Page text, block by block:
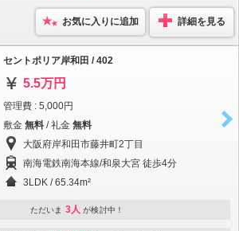
お気に入りに追加 詳細を見る
セントポリア岸和田 / 402
5.5万円
管理費 : 5,000円
敷金 無料 / 礼金 無料
大阪府岸和田市藤井町2丁目
南海電鉄南海本線/和泉大宮 徒歩4分
3LDK / 65.34m²
ただいま 3人 が検討中！